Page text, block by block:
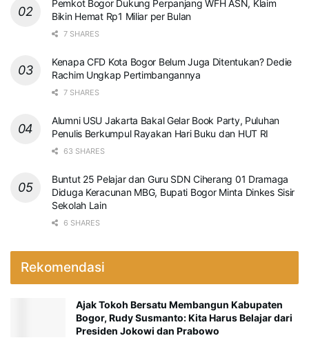
Pemkot Bogor Dukung Perpanjang WFH ASN, Klaim
Bikin Hemat Rp1 Miliar per Bulan
7 SHARES
Kenapa CFD Kota Bogor Belum Juga Ditentukan? Dedie
Rachim Ungkap Pertimbangannya
7 SHARES
Alumni USU Jakarta Bakal Gelar Book Party, Puluhan
Penulis Berkumpul Rayakan Hari Buku dan HUT RI
63 SHARES
Buntut 25 Pelajar dan Guru SDN Ciherang 01 Dramaga
Diduga Keracunan MBG, Bupati Bogor Minta Dinkes Sisir
Sekolah Lain
6 SHARES
Rekomendasi
Ajak Tokoh Bersatu Membangun Kabupaten
Bogor, Rudy Susmanto: Kita Harus Belajar dari
Presiden Jokowi dan Prabowo